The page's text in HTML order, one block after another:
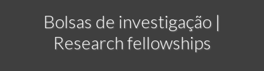
Bolsas de investigação |
Research fellowships